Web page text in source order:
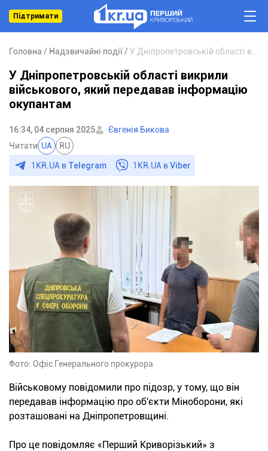
Підтримати
Головна Надзвичайні події
У Дніпропетровській області викрили
військового, який передавав інформацію
окупантам
16:34, 04 серпня 2025
Євгенія Бикова
Читати UA RU
1KR.UA в Telegram 1KR.UA вViber
Фото: Офіс Генерального прокурора
Військовому повідомили про підозр, у тому, що він
передавав інформацію про об'єкти Міноборони, які
розташовані на Дніпропетровщині.
Про це повідомляє «Перший Криворізький» з